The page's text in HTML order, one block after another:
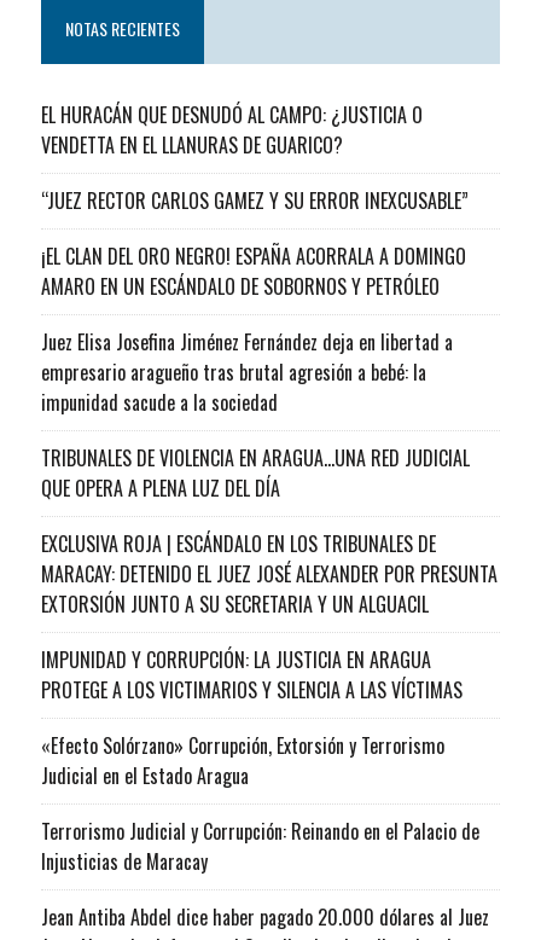
NOTAS RECIENTES
EL HURACÁN QUE DESNUDÓ AL CAMPO: ¿JUSTICIA O
VENDETTA EN EL LLANURAS DE GUARICO?
“JUEZ RECTOR CARLOS GAMEZ Y SU ERROR INEXCUSABLE”
¡EL CLAN DEL ORO NEGRO! ESPAÑA ACORRALA A DOMINGO
AMARO EN UN ESCÁNDALO DE SOBORNOS Y PETRÓLEO
Juez Elisa Josefina Jiménez Fernández deja en libertad a
empresario aragueño tras brutal agresión a bebé: la
impunidad sacude a la sociedad
TRIBUNALES DE VIOLENCIA EN ARAGUA…UNA RED JUDICIAL
QUE OPERA A PLENA LUZ DEL DÍA
EXCLUSIVA ROJA | ESCÁNDALO EN LOS TRIBUNALES DE
MARACAY: DETENIDO EL JUEZ JOSÉ ALEXANDER POR PRESUNTA
EXTORSIÓN JUNTO A SU SECRETARIA Y UN ALGUACIL
IMPUNIDAD Y CORRUPCIÓN: LA JUSTICIA EN ARAGUA
PROTEGE A LOS VICTIMARIOS Y SILENCIA A LAS VÍCTIMAS
«Efecto Solórzano» Corrupción, Extorsión y Terrorismo
Judicial en el Estado Aragua
Terrorismo Judicial y Corrupción: Reinando en el Palacio de
Injusticias de Maracay
Jean Antiba Abdel dice haber pagado 20.000 dólares al Juez